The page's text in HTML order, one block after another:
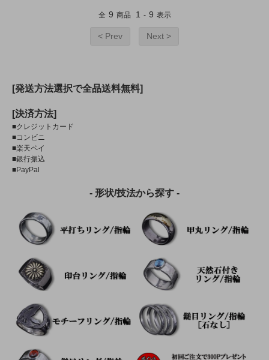
全 9 商品 1 - 9 表示
< Prev Next >
[発送方法選択で全品送料無料]
[決済方法]
■クレジットカード
■コンビニ
■楽天ペイ
■銀行振込
■PayPal
- 形状/技法から探す -